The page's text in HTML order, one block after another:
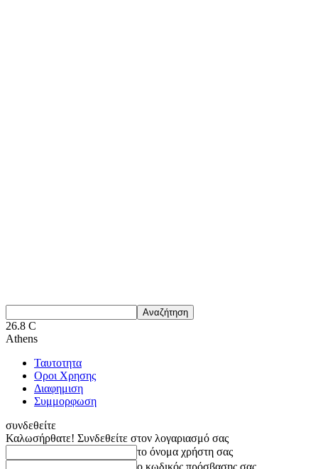
26.8 C
Athens
Ταυτοτητα
Οροι Χρησης
Διαφημιση
Συμμορφωση
συνδεθείτε
Καλωσήρθατε! Συνδεθείτε στον λογαριασμό σας
το όνομα χρήστη σας
ο κωδικός πρόσβασης σας